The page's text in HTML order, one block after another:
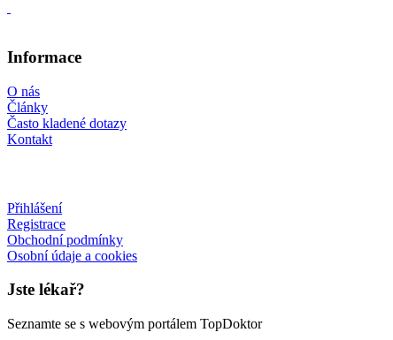
Informace
O nás
Články
Často kladené dotazy
Kontakt
Přihlášení
Registrace
Obchodní podmínky
Osobní údaje a cookies
Jste lékař?
Seznamte se s webovým portálem TopDoktor